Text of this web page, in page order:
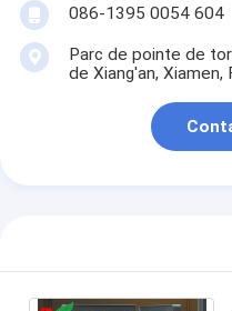
086-1395 0054 604
Parc de pointe de
de Xiang'an, Xiamen,